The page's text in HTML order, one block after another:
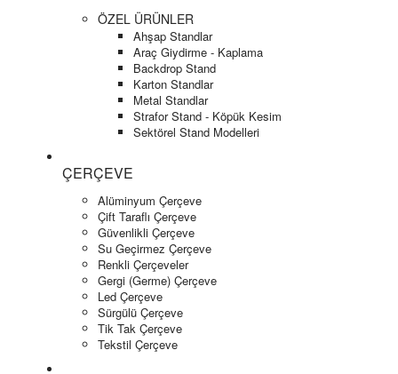
ÖZEL ÜRÜNLER
Ahşap Standlar
Araç Giydirme - Kaplama
Backdrop Stand
Karton Standlar
Metal Standlar
Strafor Stand - Köpük Kesim
Sektörel Stand Modelleri
ÇERÇEVE
Alüminyum Çerçeve
Çift Taraflı Çerçeve
Güvenlikli Çerçeve
Su Geçirmez Çerçeve
Renkli Çerçeveler
Gergi (Germe) Çerçeve
Led Çerçeve
Sürgülü Çerçeve
Tik Tak Çerçeve
Tekstil Çerçeve